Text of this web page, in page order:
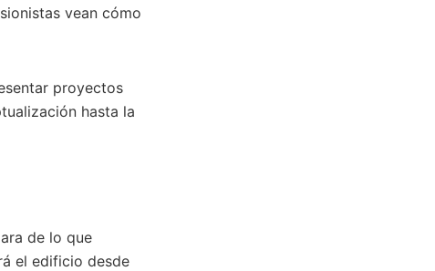
vean cómo
proyectos
hasta la
de lo que
el edificio desde